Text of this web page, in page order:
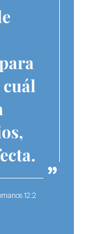
12:2